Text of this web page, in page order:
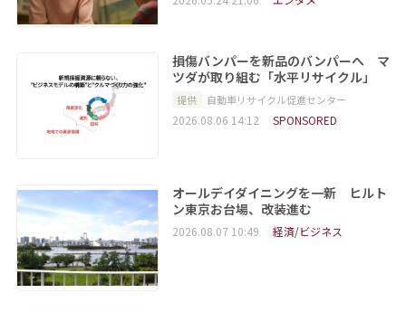
損傷バンパーを新品のバンパーへ マ
ツダが取り組む「水平リサイクル」
提供 自動車リサイクル促進センター
2026.08.06 14:12 SPONSORED
オールデイダイニングを一新 ヒルト
ン東京お台場、改装進む
2026.08.07 10:49 経済/ビジネス